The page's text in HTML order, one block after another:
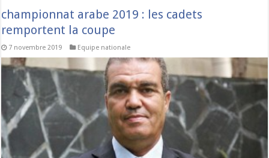
championnat arabe 2019 : les cadets
remportent la coupe
7 novembre 2019 Equipe nationale